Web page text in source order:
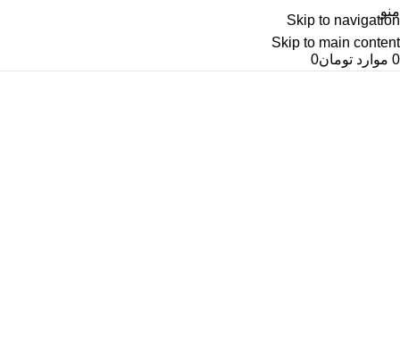
Skip to navigation
Skip to main content
منو
0 موارد تومان0